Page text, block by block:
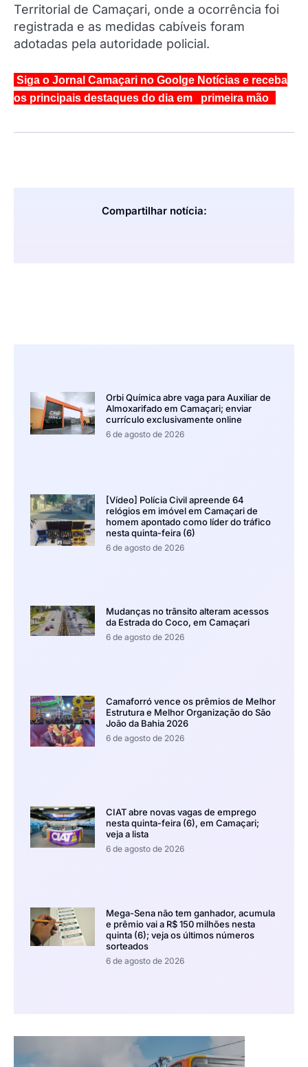
Territorial de Camaçari, onde a ocorrência foi
registrada e as medidas cabíveis foram
adotadas pela autoridade policial.
Siga o Jornal Camaçari no Goolge Notícias e receba
os principais destaques do dia em primeira mão
Compartilhar notícia:
Orbi Química abre vaga para Auxiliar de
Almoxarifado em Camaçari; enviar
currículo exclusivamente online
6 de agosto de 2026
[Vídeo] Polícia Civil apreende 64
relógios em imóvel em Camaçari de
homem apontado como líder do tráfico
nesta quinta-feira (6)
6 de agosto de 2026
Mudanças no trânsito alteram acessos
da Estrada do Coco, em Camaçari
6 de agosto de 2026
Camaforró vence os prêmios de Melhor
Estrutura e Melhor Organização do São
João da Bahia 2026
6 de agosto de 2026
CIAT abre novas vagas de emprego
nesta quinta-feira (6), em Camaçari;
veja a lista
6 de agosto de 2026
Mega-Sena não tem ganhador, acumula
e prêmio vai a R$ 150 milhões nesta
quinta (6); veja os últimos números
sorteados
6 de agosto de 2026